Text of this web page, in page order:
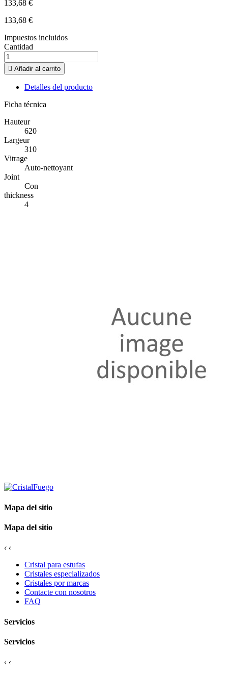
133,68 €
133,68 €
Impuestos incluidos
Cantidad
 Añadir al carrito
Detalles del producto
Ficha técnica
Hauteur
620
Largeur
310
Vitrage
Auto-nettoyant
Joint
Con
thickness
4
Mapa del sitio
Mapa del sitio
‹ ‹
Cristal para estufas
Cristales especializados
Cristales por marcas
Contacte con nosotros
FAQ
Servicios
Servicios
‹ ‹